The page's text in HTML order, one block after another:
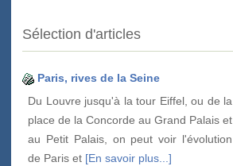
Sélection d'articles
Paris, rives de la Seine
Du Louvre jusqu'à la tour Eiffel, ou de la
place de la Concorde au Grand Palais et
au Petit Palais, on peut voir l'évolution
de Paris et [En savoir plus...]